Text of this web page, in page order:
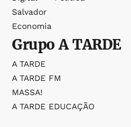
Salvador
Economia
GrupoA TARDE
A TARDE
A TARDE FM
MASSA!
A TARDE EDUCAÇÃO